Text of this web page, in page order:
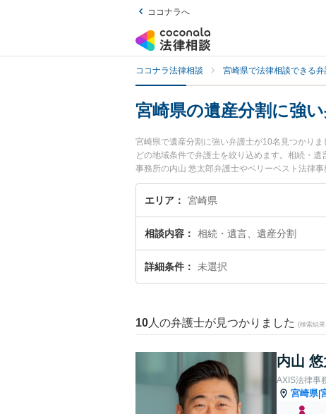
ココナラへ
ココナラ法律相談 宮崎県で法律相談できる
宮崎県の遺産分割に強
宮崎県で遺産分割に強い弁護士が10名見つかり
どの地域条件で弁護士を絞り込めます。相続・
事務所の内山 悠太郎弁護士やベリーベスト法律
れています。『宮崎県で土日や夜間に発生した
談無料で遺産分割を法律相談できる宮崎県内の
エリア 宮崎県
相談内容 相続・遺言、遺産分割
詳細条件 未選択
10 人の弁護士が見つかりました (検索結
内山
AXIS法律事
宮崎県|